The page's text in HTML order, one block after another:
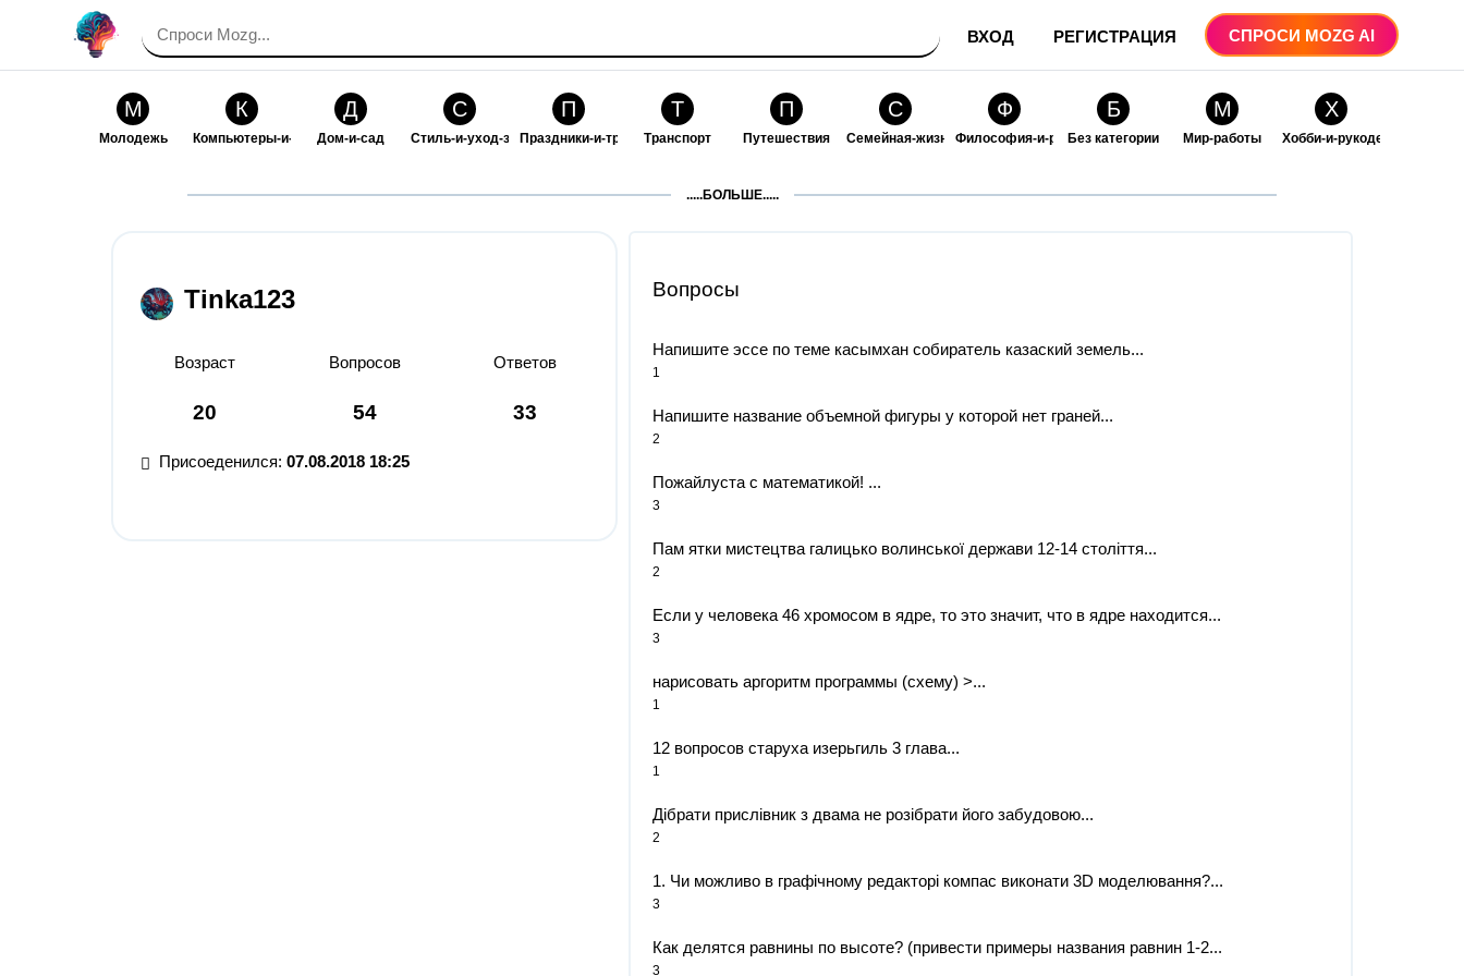
ВХОД РЕГИСТРАЦИЯ СПРОСИ MOZG AI
М
Молодежь
К
Компьютеры-и-электроника
Д
Дом-и-сад
С
Стиль-и-уход-за-собой
П
Праздники-и-традиции
Т
Транспорт
П
Путешествия
С
Семейная-жизнь
Ф
Философия-и-религия
Б
Без категории
М
Мир-работы
Х
Хобби-и-рукоделие
.....БОЛЬШЕ.....
Tinka123
Возраст Вопросов Ответов
20 54 33
Присоеденился: 07.08.2018 18:25
Вопросы
Напишите эссе по теме касымхан собиратель казаский земель...
1
Напишите название объемной фигуры у которой нет граней...
2
Пожайлуста с математикой! ​...
3
Пам ятки мистецтва галицько волинської держави 12-14 століття​...
2
Если у человека 46 хромосом в ядре, то это значит, что в ядре находится...
3
нарисовать аргоритм программы (схему) >...
1
12 вопросов старуха изерьгиль 3 глава​...
1
Дібрати прислівник з двама не розібрати його забудовою​...
2
1. Чи можливо в графічному редакторі компас виконати 3D моделювання?...
3
Как делятся равнины по высоте? (привести примеры названия равнин 1-2...
3